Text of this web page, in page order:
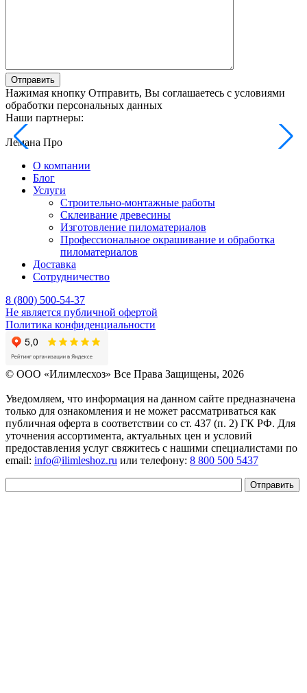
Отправить
Нажимая кнопку Отправить, Вы соглашаетесь с условиями
обработки персональных данных
Наши партнеры:
Лемана Про
О компании
Блог
Услуги
Строительно-монтажные работы
Склеивание древесины
Изготовление пиломатериалов
Профессиональное окрашивание и обработка
пиломатериалов
Доставка
Сотрудничество
8 (800) 500-54-37
Не является публичной офертой
Политика конфиденциальности
© OOO «Илимлесхоз» Все Права Защищены, 2026
Уведомляем, что информация на данном сайте предназначена
только для ознакомления и не может рассматриваться как
публичная оферта в соответствии со ст. 437 (п. 2) ГК РФ. Для
уточнения ассортимента, актуальных цен и условий
предоставления услуг свяжитесь с нашими специалистами по
email: info@ilimleshoz.ru или телефону: 8 800 500 5437